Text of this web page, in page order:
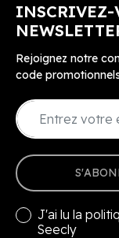
INSCRIVEZ-
Rejoignez notre
code
J'ai lu la
Seecly